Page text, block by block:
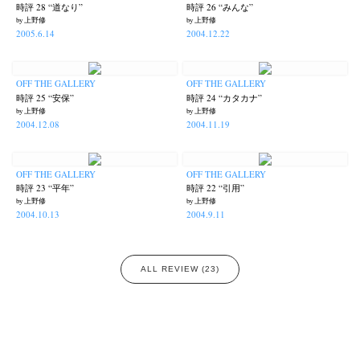
時評 28 “道なり”
by 上野修
2005.6.14
時評 26 “みんな”
by 上野修
2004.12.22
OFF THE GALLERY
時評 25 “安保”
by 上野修
2004.12.08
OFF THE GALLERY
時評 24 “カタカナ”
by 上野修
2004.11.19
OFF THE GALLERY
時評 23 “平年”
by 上野修
2004.10.13
OFF THE GALLERY
時評 22 “引用”
by 上野修
2004.9.11
ALL REVIEW (23)